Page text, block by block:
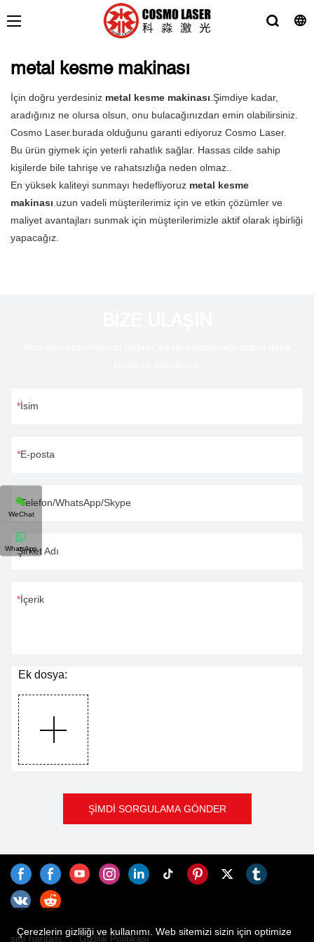
metal kesme makinası
İçin doğru yerdesiniz metal kesme makinası.Şimdiye kadar,
aradığınız ne olursa olsun, onu bulacağınızdan emin olabilirsiniz.
Cosmo Laser.burada olduğunu garanti ediyoruz Cosmo Laser.
Bu ürün giymek için yeterli rahatlık sağlar. Hassas cilde sahip
kişilerde bile tahrişe ve rahatsızlığa neden olmaz..
En yüksek kaliteyi sunmayı hedefliyoruz metal kesme
makinası.uzun vadeli müşterilerimiz için ve etkin çözümler ve
maliyet avantajları sunmak için müşterilerimizle aktif olarak işbirliği
yapacağız.
İsim
E-posta
Telefon/WhatsApp/Skype
Şirket Adı
İçerik
Ek dosya:
ŞİMDİ SORGULAMA GÖNDER
site haritası Gizlilik Politikası
Çerezlerin gizliliği ve kullanımı. Web sitemizi sizin için optimize
WeChat
WhatsApp